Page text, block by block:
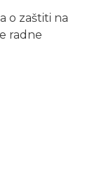
o zaštiti na
radne